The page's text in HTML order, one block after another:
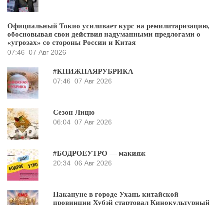
Официальный Токио усиливает курс на ремилитаризацию,
обосновывая свои действия надуманными предлогами о
«угрозах» со стороны России и Китая
07:46 07 Авг 2026
#КНИЖНАЯРУБРИКА
07:46 07 Авг 2026
Сезон Лицю
06:04 07 Авг 2026
#БОДРОЕУТРО — макияж
20:34 06 Авг 2026
Накануне в городе Ухань китайской
провинции Хубэй стартовал Кинокультурный